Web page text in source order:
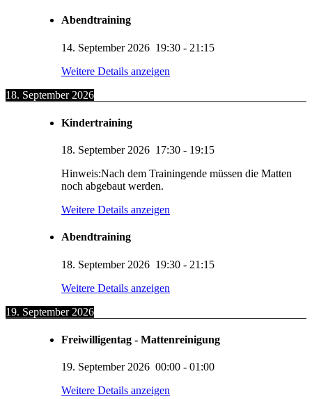
Abendtraining
14. September 2026 19:30 - 21:15
Weitere Details anzeigen
18. September 2026
Kindertraining
18. September 2026 17:30 - 19:15
Hinweis:Nach dem Trainingende müssen die Matten
noch abgebaut werden.
Weitere Details anzeigen
Abendtraining
18. September 2026 19:30 - 21:15
Weitere Details anzeigen
19. September 2026
Freiwilligentag - Mattenreinigung
19. September 2026 00:00 - 01:00
Weitere Details anzeigen